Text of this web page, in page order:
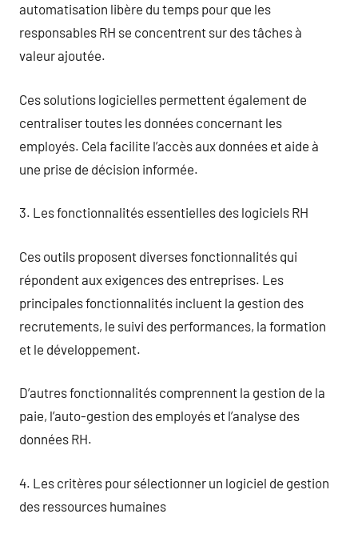
automatisation libère du temps pour que les
responsables RH se concentrent sur des tâches à
valeur ajoutée.
Ces solutions logicielles permettent également de
centraliser toutes les données concernant les
employés. Cela facilite l’accès aux données et aide à
une prise de décision informée.
3. Les fonctionnalités essentielles des logiciels RH
Ces outils proposent diverses fonctionnalités qui
répondent aux exigences des entreprises. Les
principales fonctionnalités incluent la gestion des
recrutements, le suivi des performances, la formation
et le développement.
D’autres fonctionnalités comprennent la gestion de la
paie, l’auto-gestion des employés et l’analyse des
données RH.
4. Les critères pour sélectionner un logiciel de gestion
des ressources humaines